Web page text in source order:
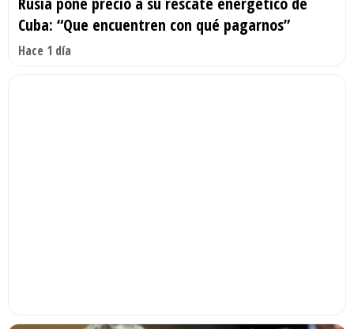
Cuba: “Que encuentren con qué pagarnos”
Hace 1 día